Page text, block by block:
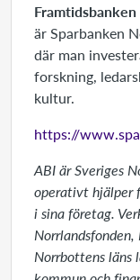
är Sparbanken
där man
forskning,
kultur.
https://
ABI är Sveriges
operativt hjälper
i sina företag.
Norrbottens läns